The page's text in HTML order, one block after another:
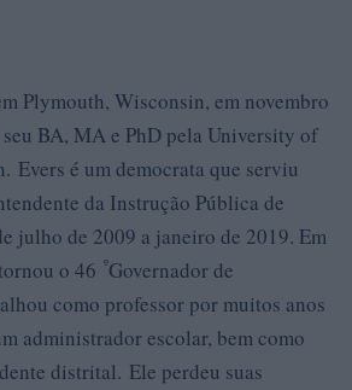
Plymouth, Wisconsin, em novembro
BA, MA e PhD pela University of
Evers é um democrata que serviu
da Instrução Pública de
julho de 2009 a janeiro de 2019. Em
o 46 ºGovernador de
como professor por muitos anos
administrador escolar, bem como
distrital. Ele perdeu suas